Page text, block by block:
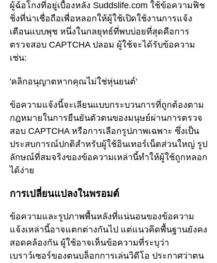
ผู้ฉ้อโกงที่อยู่เบื้องหลัง Suddslife.com ใช้ข้อความฟิช
ชิ่งที่น่าเชื่อถือเพื่อหลอกให้ผู้ใช้เปิดใช้งานการแจ้ง
เตือนแบบพุช หนึ่งในกลยุทธ์ที่พบบ่อยที่สุดคือการ
ตรวจสอบ CAPTCHA ปลอม ผู้ใช้จะได้รับข้อความ
เช่น:
'คลิกอนุญาตหากคุณไม่ใช่หุ่นยนต์'
ข้อความแจ้งนี้จะเลียนแบบกระบวนการที่ถูกต้องตาม
กฎหมายในการยืนยันตัวตนของมนุษย์ผ่านการตรวจ
สอบ CAPTCHA หรือการเลือกรูปภาพเฉพาะ ซึ่งเป็น
ประสบการณ์ปกติสำหรับผู้ใช้อินเทอร์เน็ตส่วนใหญ่ รูป
ลักษณ์ที่สมจริงของข้อความเหล่านี้ทำให้ผู้ใช้ถูกหลอก
ได้ง่าย
การเปลี่ยนแปลงในพรอมต์
ข้อความและรูปภาพพื้นหลังที่แน่นอนของข้อความ
แจ้งเหล่านี้อาจแตกต่างกันไป แต่แนวคิดพื้นฐานยังคง
สอดคล้องกัน ผู้ใช้อาจเห็นข้อความที่ระบุว่า
เบราว์เซอร์ของตนบล็อกการเล่นวิดีโอ ประกาศว่าตน